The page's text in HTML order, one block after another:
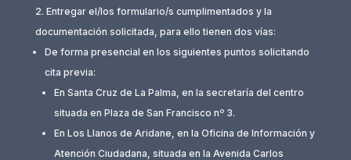
Entregar el/los formulario/s cumplimentados y la
documentación solicitada, para ello tienen dos vías:
De forma presencial en los siguientes puntos solicitando
cita previa:
En Santa Cruz de La Palma, en la secretaría del centro
situada en Plaza de San Francisco nº 3.
En Los Llanos de Aridane, en la Oficina de Información y
Atención Ciudadana, situada en la Avenida Carlos